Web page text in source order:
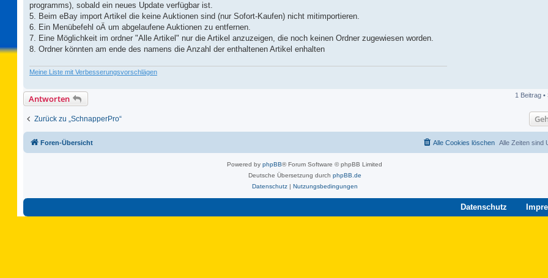
programms), sobald ein neues Update verfügbar ist.
5. Beim eBay import Artikel die keine Auktionen sind (nur Sofort-Kaufen) nicht mitimportieren.
6. Ein Menübefehl oÄ um abgelaufene Auktionen zu entfernen.
7. Eine Möglichkeit im ordner "Alle Artikel" nur die Artikel anzuzeigen, die noch keinen Ordner zugewiesen worden.
8. Ordner könnten am ende des namens die Anzahl der enthaltenen Artikel enhalten
Meine Liste mit Verbesserungsvorschlägen
Antworten 1 Beitrag •
Zurück zu „SchnapperPro“
Foren-Übersicht Alle Zeiten sind
Alle Cookies löschen
Powered by phpBB® Forum Software © phpBB Limited
Deutsche Übersetzung durch phpBB.de
Datenschutz| Nutzungsbedingungen
Datenschutz